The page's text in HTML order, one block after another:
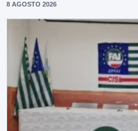
8 AGOSTO 2026